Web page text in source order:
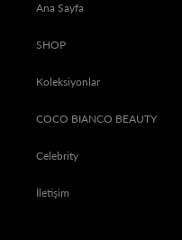
Ana Sayfa
SHOP
Koleksiyonlar
COCO BIANCO BEAUTY
Celebrity
İletişim